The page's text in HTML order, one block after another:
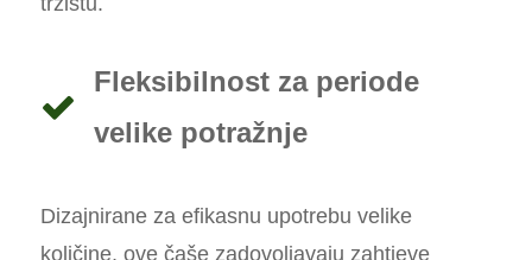
Fleksibilnost za periode
velike potražnje
Dizajnirane za efikasnu upotrebu velike
količine, ove čaše zadovoljavaju zahtjeve